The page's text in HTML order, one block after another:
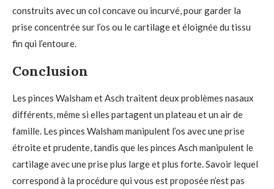
construits avec un col concave ou incurvé, pour garder la
prise concentrée sur l’os ou le cartilage et éloignée du tissu
fin qui l’entoure.
Conclusion
Les pinces Walsham et Asch traitent deux problèmes nasaux
différents, même si elles partagent un plateau et un air de
famille. Les pinces Walsham manipulent l’os avec une prise
étroite et prudente, tandis que les pinces Asch manipulent le
cartilage avec une prise plus large et plus forte. Savoir lequel
correspond à la procédure qui vous est proposée n’est pas